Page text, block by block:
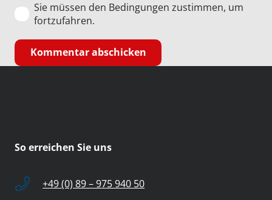
Sie müssen den Bedingungen zustimmen, um
fortzufahren.
Kommentar abschicken
So erreichen Sie uns
+49 (0) 89 – 975 940 50